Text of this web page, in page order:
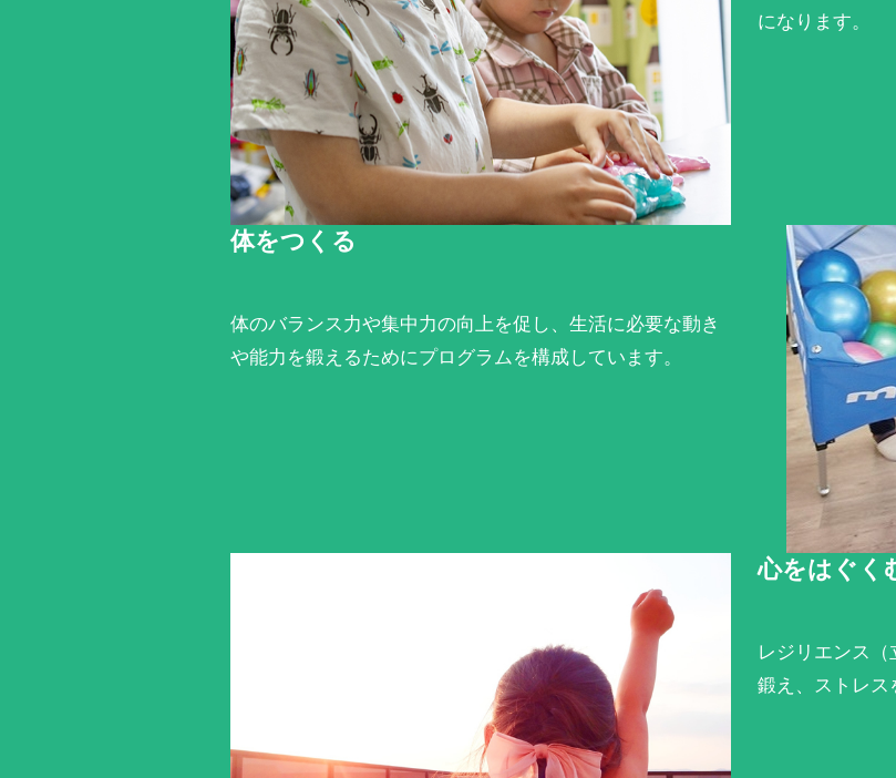
になります。
体をつくる
体のバランス力や集中力の向上を促し、生活に必要な動き
や能力を鍛えるためにプログラムを構成しています。
心をはぐく
レジリエンス
鍛え、ストレス